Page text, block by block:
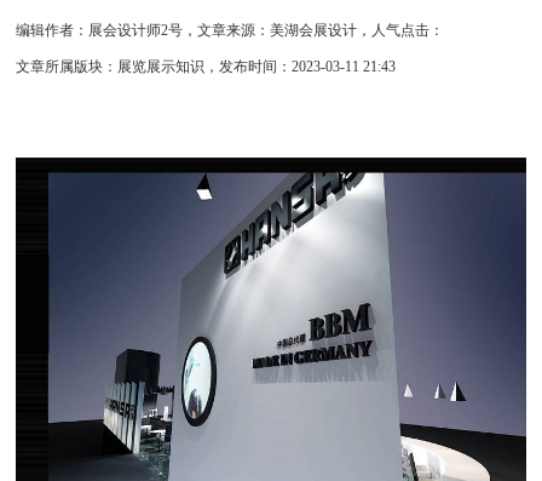
编辑作者：展会设计师2号 ，文章来源：美湖会展设计 ， 人气点击：
文章所属版块：展览展示知识 ，发布时间：2023-03-11 21:43